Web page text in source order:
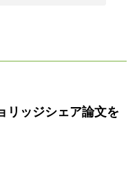
リッジシェア論文を